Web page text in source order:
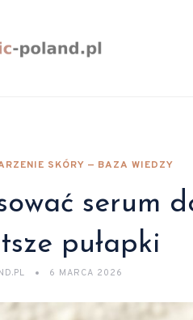
SKÓRY — BAZA WIEDZY
serum
pułapki
6 MARCA 2026